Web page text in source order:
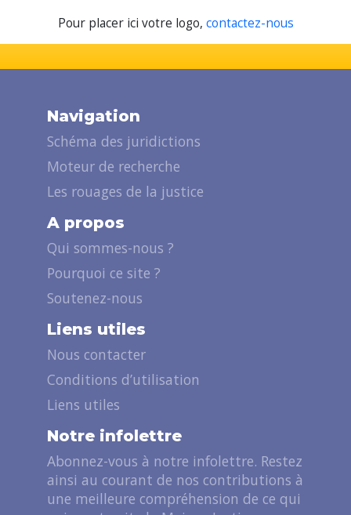
Pour placer ici votre logo, contactez-nous
Navigation
Schéma des juridictions
Moteur de recherche
Les rouages de la justice
A propos
Qui sommes-nous ?
Pourquoi ce site ?
Soutenez-nous
Liens utiles
Nous contacter
Conditions d’utilisation
Liens utiles
Notre infolettre
Abonnez-vous à notre infolettre. Restez
ainsi au courant de nos contributions à
une meilleure compréhension de ce qui